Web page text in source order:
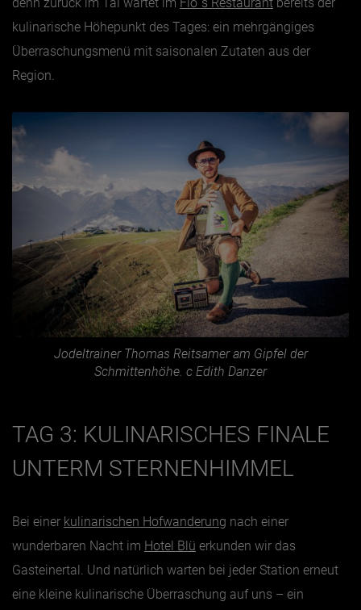
denn zurück im Tal wartet im Flo´s Restaurant bereits der
kulinarische Höhepunkt des Tages: ein mehrgängiges
Überraschungsmenü mit saisonalen Zutaten aus der
Region.
Jodeltrainer Thomas Reitsamer am Gipfel der
Schmittenhöhe. c Edith Danzer
TAG 3: KULINARISCHES FINALE
UNTERM STERNENHIMMEL
Bei einer kulinarischen Hofwanderung nach einer
wunderbaren Nacht im Hotel Blü erkunden wir das
Gasteinertal. Und natürlich warten bei jeder Station erneut
eine kleine kulinarische Überraschung auf uns – ein